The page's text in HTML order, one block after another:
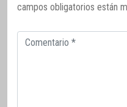
campos obligatorios están
Comentario